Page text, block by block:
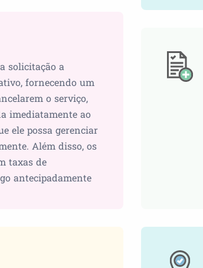
solicitação a
fornecendo um
o serviço,
imediatamente ao
ele possa gerenciar
Além disso, os
taxas de
antecipadamente